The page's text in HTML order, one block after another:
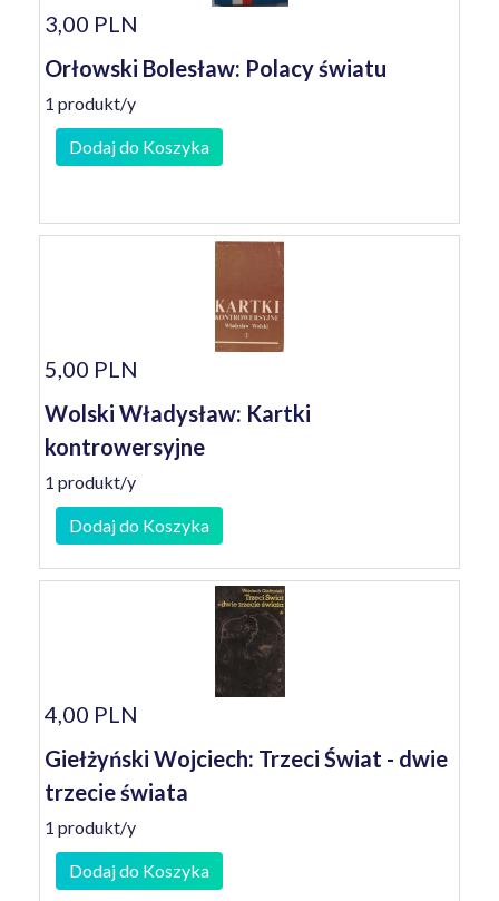
3,00 PLN
Orłowski Bolesław: Polacy światu
1 produkt/y
Dodaj do Koszyka
5,00 PLN
Wolski Władysław: Kartki
kontrowersyjne
1 produkt/y
Dodaj do Koszyka
4,00 PLN
Giełżyński Wojciech: Trzeci Świat - dwie
trzecie świata
1 produkt/y
Dodaj do Koszyka